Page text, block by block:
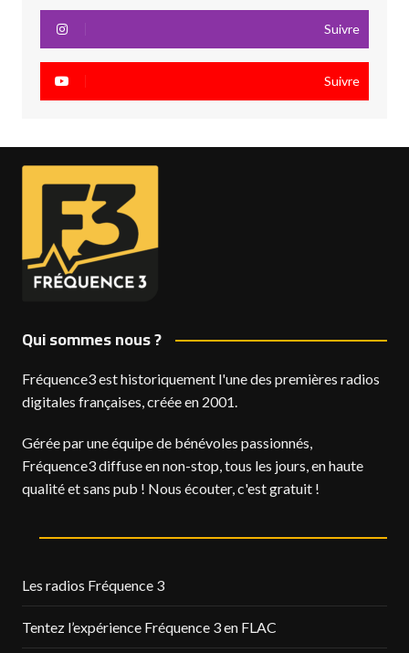
Suivre
Suivre
Qui sommes nous ?
Fréquence3 est historiquement l'une des premières radios
digitales françaises, créée en 2001.
Gérée par une équipe de bénévoles passionnés,
Fréquence3 diffuse en non-stop, tous les jours, en haute
qualité et sans pub ! Nous écouter, c'est gratuit !
Les radios Fréquence 3
Tentez l’expérience Fréquence 3 en FLAC